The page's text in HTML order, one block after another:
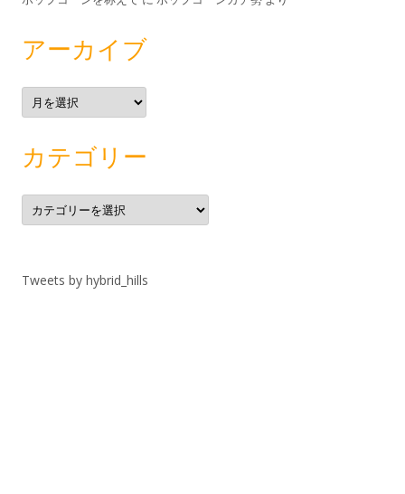
アーカイブ
ア
ー
カ
カテゴリー
カ
テ
ゴ
Tweets by hybrid_hills